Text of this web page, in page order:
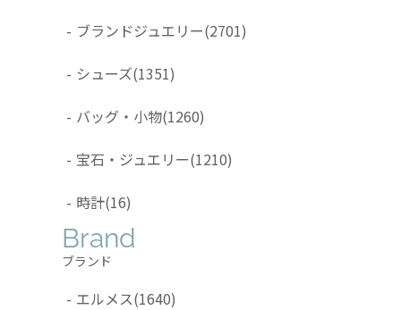
- ブランドジュエリー(2701)
- シューズ(1351)
- バッグ・小物(1260)
- 宝石・ジュエリー(1210)
- 時計(16)
Brand
ブランド
- エルメス(1640)